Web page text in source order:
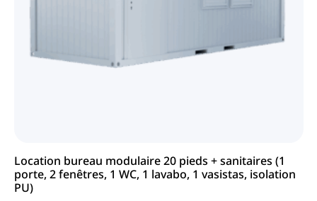
Location bureau modulaire 20 pieds + sanitaires (1
porte, 2 fenêtres, 1 WC, 1 lavabo, 1 vasistas, isolation
PU)